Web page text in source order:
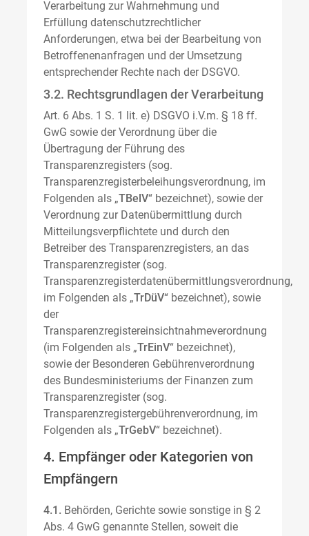
Verarbeitung zur Wahrnehmung und
Erfüllung datenschutzrechtlicher
Anforderungen, etwa bei der Bearbeitung von
Betroffenenanfragen und der Umsetzung
entsprechender Rechte nach der DSGVO.
3.2. Rechtsgrundlagen der Verarbeitung
Art. 6 Abs. 1 S. 1 lit. e) DSGVO i.V.m. § 18 ff.
GwG sowie der Verordnung über die
Übertragung der Führung des
Transparenzregisters (sog.
Transparenzregisterbeleihungsverordnung, im
Folgenden als „TBelV“ bezeichnet), sowie der
Verordnung zur Datenübermittlung durch
Mitteilungsverpflichtete und durch den
Betreiber des Transparenzregisters, an das
Transparenzregister (sog.
Transparenzregisterdatenübermittlungsverordnung,
im Folgenden als „TrDüV“ bezeichnet), sowie
der
Transparenzregistereinsichtnahmeverordnung
(im Folgenden als „TrEinV“ bezeichnet),
sowie der Besonderen Gebührenverordnung
des Bundesministeriums der Finanzen zum
Transparenzregister (sog.
Transparenzregistergebührenverordnung, im
Folgenden als „TrGebV“ bezeichnet).
4. Empfänger oder Kategorien von
Empfängern
4.1. Behörden, Gerichte sowie sonstige in § 2
Abs. 4 GwG genannte Stellen, soweit die